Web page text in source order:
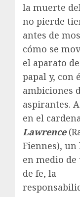
la muerte
no pierde
antes de
cómo se
el aparato
papal y, con
ambiciones
aspirantes.
en el
Lawrence
Fiennes),
en medio
de fe, la